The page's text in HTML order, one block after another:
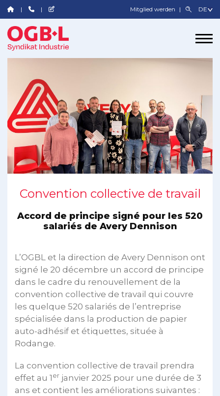
Mitglied werden
Convention collective de travail
Accord de principe signé pour les 520
salariés de Avery Dennison
L’OGBL et la direction de Avery Dennison ont
signé le 20 décembre un accord de principe
dans le cadre du renouvellement de la
convention collective de travail qui couvre
les quelque 520 salariés de l’entreprise
spécialisée dans la production de papier
auto-adhésif et étiquettes, située à
Rodange.
La convention collective de travail prendra
effet au 1 er janvier 2025 pour une durée de 3
ans et contient les améliorations suivantes :